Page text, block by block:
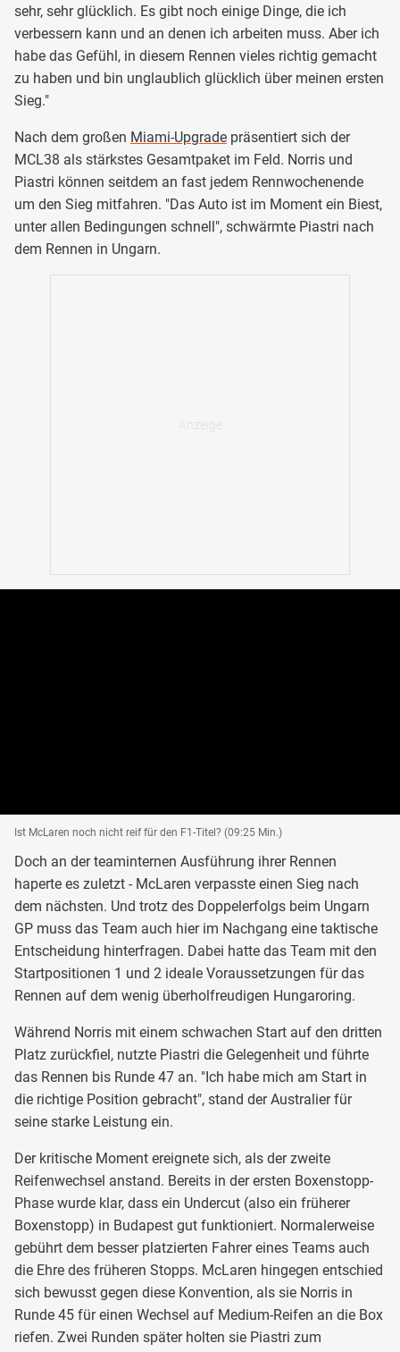
sehr, sehr glücklich. Es gibt noch einige Dinge, die ich
verbessern kann und an denen ich arbeiten muss. Aber ich
habe das Gefühl, in diesem Rennen vieles richtig gemacht
zu haben und bin unglaublich glücklich über meinen ersten
Sieg."
Nach dem großen Miami-Upgrade präsentiert sich der
MCL38 als stärkstes Gesamtpaket im Feld. Norris und
Piastri können seitdem an fast jedem Rennwochenende
um den Sieg mitfahren. "Das Auto ist im Moment ein Biest,
unter allen Bedingungen schnell", schwärmte Piastri nach
dem Rennen in Ungarn.
Ist McLaren noch nicht reif für den F1-Titel? (09:25 Min.)
Doch an der teaminternen Ausführung ihrer Rennen
haperte es zuletzt - McLaren verpasste einen Sieg nach
dem nächsten. Und trotz des Doppelerfolgs beim Ungarn
GP muss das Team auch hier im Nachgang eine taktische
Entscheidung hinterfragen. Dabei hatte das Team mit den
Startpositionen 1 und 2 ideale Voraussetzungen für das
Rennen auf dem wenig überholfreudigen Hungaroring.
Während Norris mit einem schwachen Start auf den dritten
Platz zurückfiel, nutzte Piastri die Gelegenheit und führte
das Rennen bis Runde 47 an. "Ich habe mich am Start in
die richtige Position gebracht", stand der Australier für
seine starke Leistung ein.
Der kritische Moment ereignete sich, als der zweite
Reifenwechsel anstand. Bereits in der ersten Boxenstopp-
Phase wurde klar, dass ein Undercut (also ein früherer
Boxenstopp) in Budapest gut funktioniert. Normalerweise
gebührt dem besser platzierten Fahrer eines Teams auch
die Ehre des früheren Stopps. McLaren hingegen entschied
sich bewusst gegen diese Konvention, als sie Norris in
Runde 45 für einen Wechsel auf Medium-Reifen an die Box
riefen. Zwei Runden später holten sie Piastri zum